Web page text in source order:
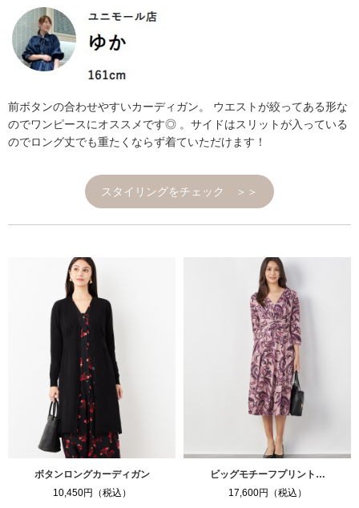
前ボタンの合わせやすいカーディガン。 ウエストが絞ってある形な
のでワンピースにオススメです◎ 。サイドはスリットが入っている
のでロング丈でも重たくならず着ていただけます！
スタイリングをチェック ＞＞
ボタンロングカーディガン
10,450円（税込）
ビッグモチーフプリント…
17,600円（税込）